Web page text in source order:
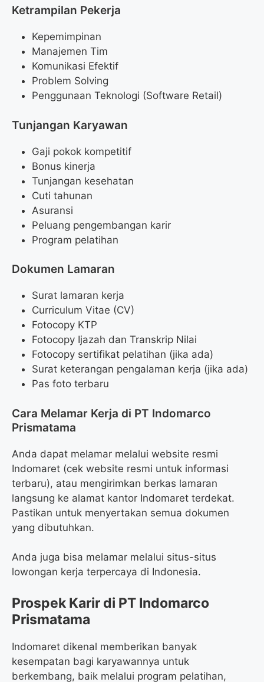
Ketrampilan Pekerja
Kepemimpinan
Manajemen Tim
Komunikasi Efektif
Problem Solving
Penggunaan Teknologi (Software Retail)
Tunjangan Karyawan
Gaji pokok kompetitif
Bonus kinerja
Tunjangan kesehatan
Cuti tahunan
Asuransi
Peluang pengembangan karir
Program pelatihan
Dokumen Lamaran
Surat lamaran kerja
Curriculum Vitae (CV)
Fotocopy KTP
Fotocopy Ijazah dan Transkrip Nilai
Fotocopy sertifikat pelatihan (jika ada)
Surat keterangan pengalaman kerja (jika ada)
Pas foto terbaru
Cara Melamar Kerja di PT Indomarco
Prismatama
Anda dapat melamar melalui website resmi
Indomaret (cek website resmi untuk informasi
terbaru), atau mengirimkan berkas lamaran
langsung ke alamat kantor Indomaret terdekat.
Pastikan untuk menyertakan semua dokumen
yang dibutuhkan.
Anda juga bisa melamar melalui situs-situs
lowongan kerja terpercaya di Indonesia.
Prospek Karir di PT Indomarco
Prismatama
Indomaret dikenal memberikan banyak
kesempatan bagi karyawannya untuk
berkembang, baik melalui program pelatihan,